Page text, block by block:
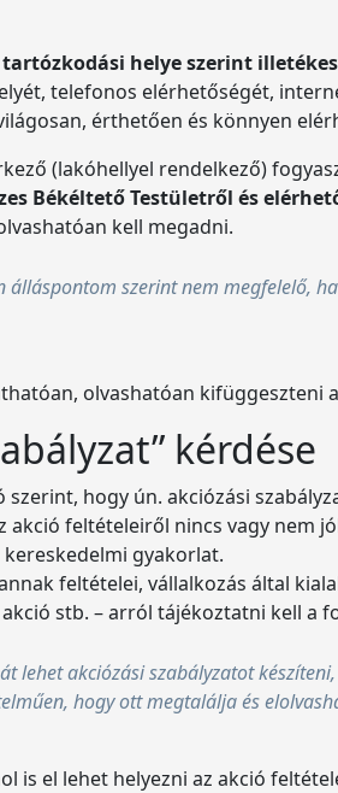
helye szerint
telefonos elérhetőségét,
érthetően és könnyen
(lakóhellyel rendelkező)
Békéltető Testületről és
kell megadni.
álláspontom szerint nem megfelelő,
olvashatóan kifüggeszteni
kérdése
szerint, hogy ún. akciózási
akció feltételeiről nincs vagy nem
gyakorlat.
feltételei, vállalkozás által
stb. – arról tájékoztatni kell a
lehet akciózási szabályzatot
hogy ott megtalálja és
is el lehet helyezni az akció